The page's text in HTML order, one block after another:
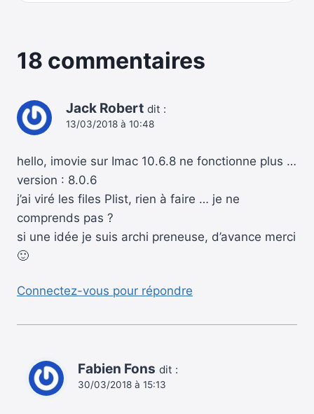
18 commentaires
Jack Robert dit :
13/03/2018 à 10:48
hello, imovie sur Imac 10.6.8 ne fonctionne plus …
version : 8.0.6
j’ai viré les files Plist, rien à faire … je ne
comprends pas ?
si une idée je suis archi preneuse, d’avance merci
🙂
Connectez-vous pour répondre
Fabien Fons dit :
30/03/2018 à 15:13